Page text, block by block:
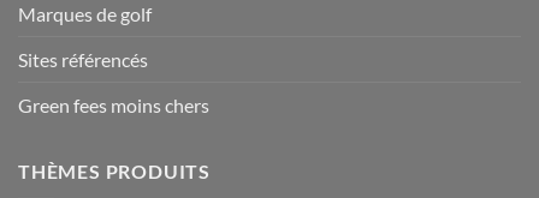
Marques de golf
Sites référencés
Green fees moins chers
THÈMES PRODUITS